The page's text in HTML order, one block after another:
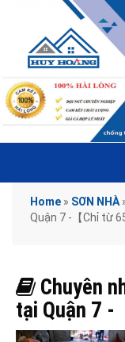
Home » SƠN NHÀ
Quận 7 -【Chỉ từ
Chuyên
tại Quận 7 -